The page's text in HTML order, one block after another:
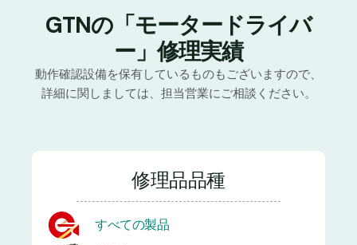
GTNの「モータードライバ
ー」修理実績
動作確認設備を保有しているものもございますので、
詳細に関しましては、担当営業にご相談ください。
修理品品種
すべての製品